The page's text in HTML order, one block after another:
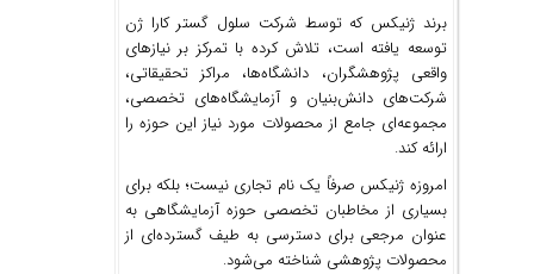
برند ژنیکس که توسط شرکت سلول گستر کارا ژن
توسعه یافته است، تلاش کرده با تمرکز بر نیازهای
واقعی پژوهشگران، دانشگاه‌ها، مراکز تحقیقاتی،
شرکت‌های دانش‌بنیان و آزمایشگاه‌های تخصصی،
مجموعه‌ای جامع از محصولات مورد نیاز این حوزه را
ارائه کند.
امروزه ژنیکس صرفاً یک نام تجاری نیست؛ بلکه برای
بسیاری از مخاطبان تخصصی حوزه آزمایشگاهی به
عنوان مرجعی برای دسترسی به طیف گسترده‌ای از
محصولات پژوهشی شناخته می‌شود.